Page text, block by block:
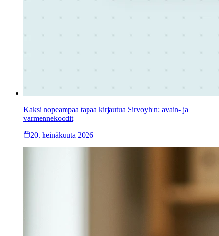
Kaksi nopeampaa tapaa kirjautua Sirvoyhin: avain- ja
varmennekoodit
20. heinäkuuta 2026